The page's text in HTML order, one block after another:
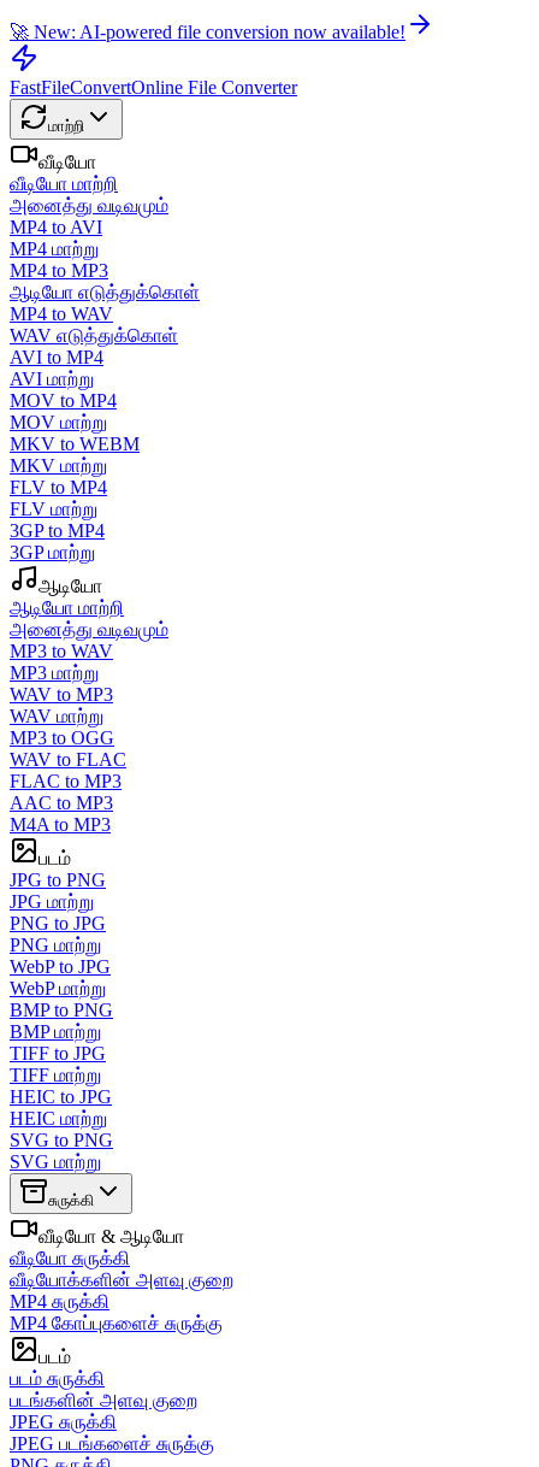
🚀 New: AI-powered file conversion now available!
FastFileConvertOnline File Converter
மாற்றி
வீடியோ
வீடியோ மாற்றி
அனைத்து வடிவமும்
MP4 to AVI
MP4 மாற்று
MP4 to MP3
ஆடியோ எடுத்துக்கொள்
MP4 to WAV
WAV எடுத்துக்கொள்
AVI to MP4
AVI மாற்று
MOV to MP4
MOV மாற்று
MKV to WEBM
MKV மாற்று
FLV to MP4
FLV மாற்று
3GP to MP4
3GP மாற்று
ஆடியோ
ஆடியோ மாற்றி
அனைத்து வடிவமும்
MP3 to WAV
MP3 மாற்று
WAV to MP3
WAV மாற்று
MP3 to OGG
WAV to FLAC
FLAC to MP3
AAC to MP3
M4A to MP3
படம்
JPG to PNG
JPG மாற்று
PNG to JPG
PNG மாற்று
WebP to JPG
WebP மாற்று
BMP to PNG
BMP மாற்று
TIFF to JPG
TIFF மாற்று
HEIC to JPG
HEIC மாற்று
SVG to PNG
SVG மாற்று
சுருக்கி
வீடியோ & ஆடியோ
வீடியோ சுருக்கி
வீடியோக்களின் அளவு குறை
MP4 சுருக்கி
MP4 கோப்புகளைச் சுருக்கு
படம்
படம் சுருக்கி
படங்களின் அளவு குறை
JPEG சுருக்கி
JPEG படங்களைச் சுருக்கு